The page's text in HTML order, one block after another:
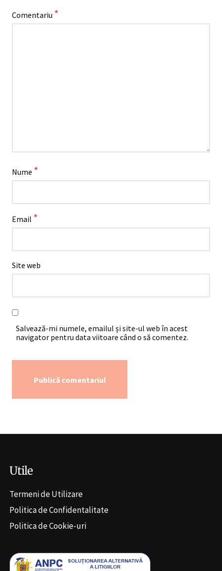
Comentariu *
Nume *
Email *
Site web
Salvează-mi numele, emailul și site-ul web în acest
navigator pentru data viitoare când o să comentez.
Utile
Termeni de Utilizare
Politica de Confidentalitate
Politica de Cookie-uri